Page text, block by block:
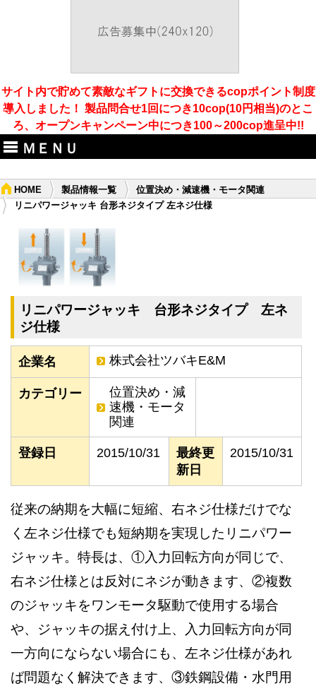
サイト内で貯めて素敵なギフトに交換できるcopポイント制度
導入しました！ 製品問合せ1回につき10cop(10円相当)のとこ
ろ、オープンキャンペーン中につき100～200cop進呈中!!
ＭＥＮＵ
HOME 製品情報一覧
位置決め・減速機・モータ関連
リニパワージャッキ 台形ネジタイプ 左ネジ仕様
リニパワージャッキ 台形ネジタイプ 左ネ
ジ仕様
企業名 株式会社ツバキE&M
カテゴリー
位置決め・減
速機・モータ
関連
登録日 2015/10/31
最終更
新日
2015/10/31
従来の納期を大幅に短縮、右ネジ仕様だけでな
く左ネジ仕様でも短納期を実現したリニパワー
ジャッキ。特長は、①入力回転方向が同じで、
右ネジ仕様とは反対にネジが動きます、②複数
のジャッキをワンモータ駆動で使用する場合
や、ジャッキの据え付け上、入力回転方向が同
一方向にならない場合にも、左ネジ仕様があれ
ば問題なく解決できます、③鉄鋼設備・水門用